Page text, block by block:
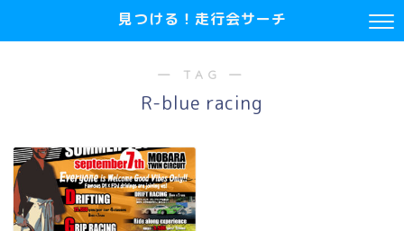
見つける！走行会サーチ
― TAG ―
R-blue racing